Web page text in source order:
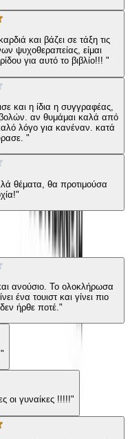
και βάζει σε τάξη τις
ψυχοθεραπείας, είμαι
για αυτό το βιβλίο!!! "
από
λόγο για κανέναν. κατά
"
θέματα, θα προτιμούσα
ανούσιο. Το ολοκλήρωσα
ένα τουιστ και γίνει πιο
ήρθε ποτέ."
οι γυναίκες !!!!!"